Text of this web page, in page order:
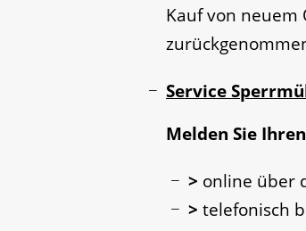
Kauf von neuem
Service
Melden Sie
> online über
> telefonisch